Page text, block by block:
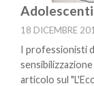
18 DICEMBRE
I professionisti
articolo sul